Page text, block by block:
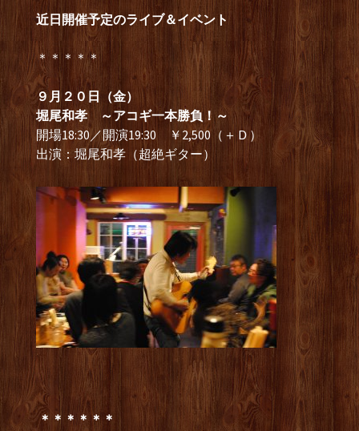
近日開催予定のライブ＆イベント
＊＊＊＊＊
９月２０日（金）
堀尾和孝 ～アコギ一本勝負！～
開場18:30／開演19:30 ￥2,500（＋Ｄ）
出演：堀尾和孝（超絶ギター）
＊＊＊＊＊＊